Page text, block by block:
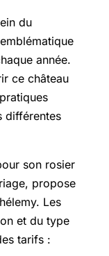
du
année.
ce château
différentes
son rosier
propose
Les
et du type
tarifs :